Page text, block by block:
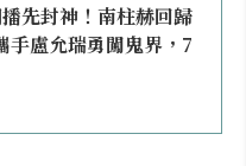
先封神！南柱赫回歸
手盧允瑞勇闖鬼界，7